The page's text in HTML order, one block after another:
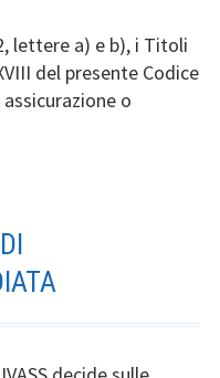
lettere a) e b), i Titoli
del presente Codice
o